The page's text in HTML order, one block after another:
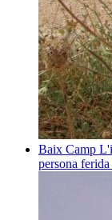
Baix Camp
persona ferida